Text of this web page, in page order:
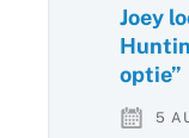
Joey
optie”
5